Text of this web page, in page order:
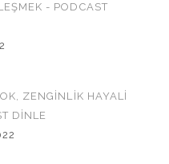
- PODCAST
ZENGİNLİK HAYALİ
DINLE